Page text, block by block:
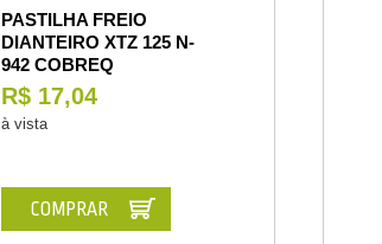
PASTILHA FREIO
DIANTEIRO XTZ 125 N-
942 COBREQ
R$ 17,04
à vista
COMPRAR